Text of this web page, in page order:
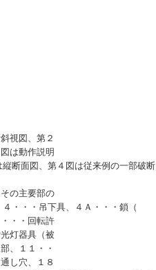
視図、第２
は動作説明
断面図、第４図は従来例の一部破断
の主要部の
・・・吊下具、４Ａ・・・鎖（
・・回転許
灯器具（被
、１１・・
し穴、１８